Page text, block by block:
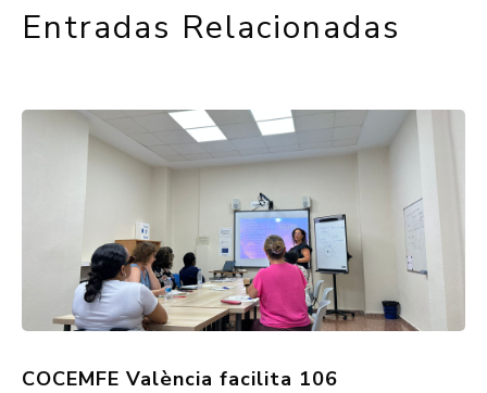
Entradas Relacionadas
COCEMFE València facilita 106